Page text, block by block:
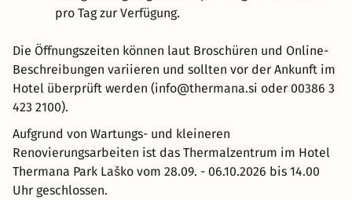
pro Tag zur Verfügung.
Die Öffnungszeiten können laut Broschüren und Online-
Beschreibungen variieren und sollten vor der Ankunft im
Hotel überprüft werden (info@thermana.si oder 00386 3
423 2100).
Aufgrund von Wartungs- und kleineren
Renovierungsarbeiten ist das Thermalzentrum im Hotel
Thermana Park Laško vom 28.09. - 06.10.2026 bis 14.00
Uhr geschlossen.